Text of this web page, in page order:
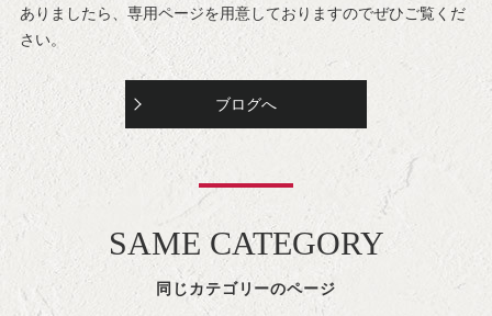
ありましたら、専用ページを用意しておりますのでぜひご覧くだ
さい。
ブログへ
同じカテゴリーのページ
SAME CATEGORY